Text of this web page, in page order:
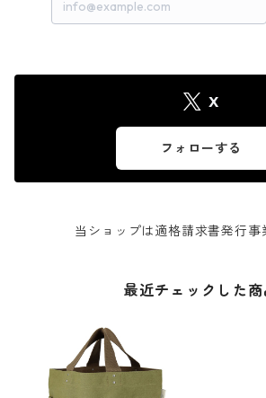
X
フォローする
当ショップは適格請求書発行事
最近チェックした商